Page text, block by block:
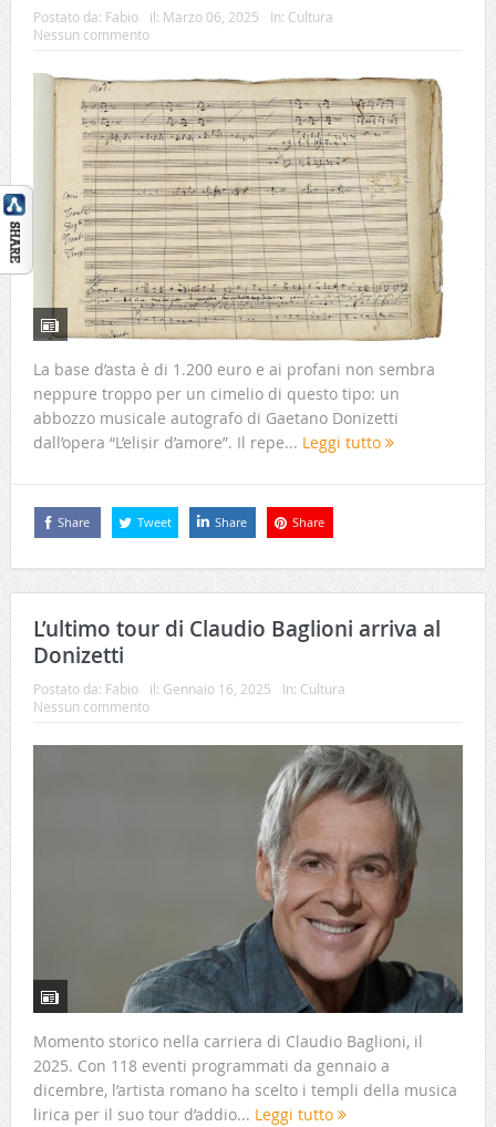
Postato da: Fabio il: Marzo 06, 2025 In: Cultura
Nessun commento
La base d’asta è di 1.200 euro e ai profani non sembra
neppure troppo per un cimelio di questo tipo: un
abbozzo musicale autografo di Gaetano Donizetti
dall’opera “L’elisir d’amore”. Il repe... Leggi tutto
Share Tweet Share Share
L’ultimo tour di Claudio Baglioni arriva al
Donizetti
Postato da: Fabio il: Gennaio 16, 2025 In: Cultura
Nessun commento
Momento storico nella carriera di Claudio Baglioni, il
2025. Con 118 eventi programmati da gennaio a
dicembre, l’artista romano ha scelto i templi della musica
lirica per il suo tour d’addio... Leggi tutto